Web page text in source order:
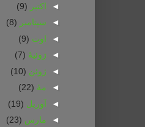
◄
اکتبر (9)
◄ سپتامبر (8)
◄
اوت (9)
◄ ژوئیهٔ (7)
◄ ژوئن (10)
◄ مهٔ (22)
◄
آوریل (19)
◄ مارس (23)